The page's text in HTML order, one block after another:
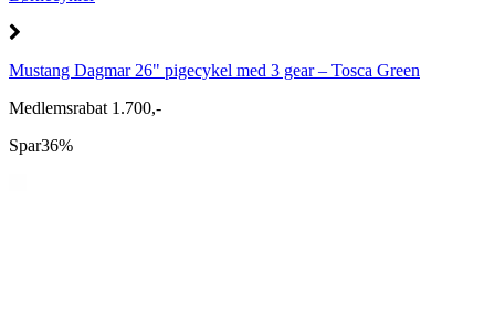
Mustang Dagmar 26" pigecykel med 3 gear – Tosca Green
Medlemsrabat 1.700,-
Spar36%